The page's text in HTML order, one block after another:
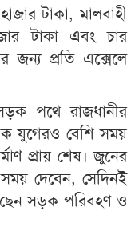
টাকা, মালবাহী
টাকা এবং চার
জন্য প্রতি এক্সেলে
সড়ক পথে রাজধানীর
যুগেরও বেশি সময়
প্রায় শেষ। জুনের
সময় দেবেন, সেদিনই
সড়ক পরিবহণ ও